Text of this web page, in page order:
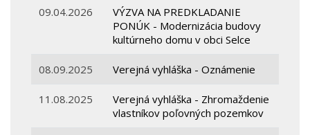
09.04.2026
VÝZVA NA PREDKLADANIE
PONÚK - Modernizácia budovy
kultúrneho domu v obci Selce
08.09.2025 Verejná vyhláška - Oznámenie
11.08.2025
Verejná vyhláška - Zhromaždenie
vlastníkov poľovných pozemkov